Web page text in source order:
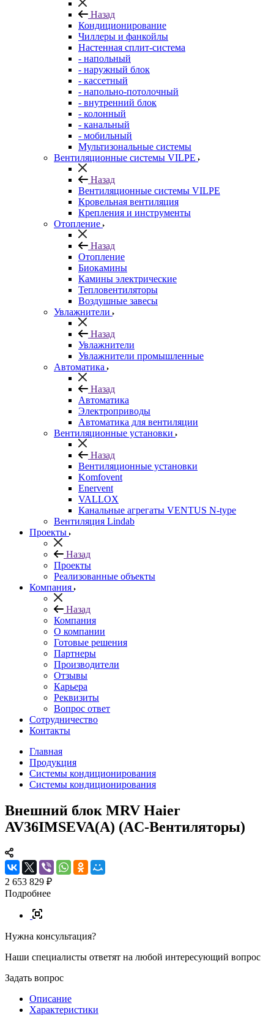
Назад
Кондиционирование
Чиллеры и фанкойлы
Настенная сплит-система
- напольный
- наружный блок
- кассетный
- напольно-потолочный
- внутренний блок
- колонный
- канальный
- мобильный
Мультизональные системы
Вентиляционные системы VILPE
Назад
Вентиляционные системы VILPE
Кровельная вентиляция
Крепления и инструменты
Отопление
Назад
Отопление
Биокамины
Камины электрические
Тепловентиляторы
Воздушные завесы
Увлажнители
Назад
Увлажнители
Увлажнители промышленные
Автоматика
Назад
Автоматика
Электроприводы
Автоматика для вентиляции
Вентиляционные установки
Назад
Вентиляционные установки
Komfovent
Enervent
VALLOX
Канальные агрегаты VENTUS N-type
Вентиляция Lindab
Проекты
Назад
Проекты
Реализованные объекты
Компания
Назад
Компания
О компании
Готовые решения
Партнеры
Производители
Отзывы
Карьера
Реквизиты
Вопрос ответ
Сотрудничество
Контакты
Главная
Продукция
Системы кондиционирования
Системы кондиционирования
Внешний блок MRV Haier
AV36IMSEVA(A) (AC-Вентиляторы)
2 653 829 ₽
Подробнее
Нужна консультация?
Наши специалисты ответят на любой интересующий вопрос
Задать вопрос
Описание
Характеристики